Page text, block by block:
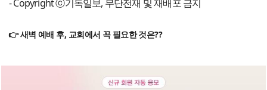
- Copyright ⓒ기독일보, 무단전재 및 재배포 금지
👉 새벽 예배 후, 교회에서 꼭 필요한 것은??